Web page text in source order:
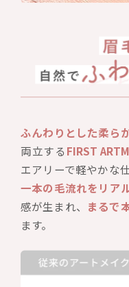
ふんわりとした柔ら
両立する FIRST
エアリーで軽やかな
一本の毛流れをリア
感が生まれ、 まるで
ます。